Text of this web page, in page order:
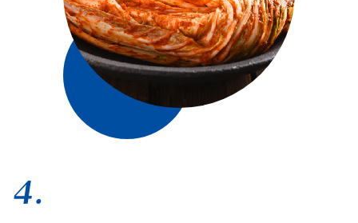
4.